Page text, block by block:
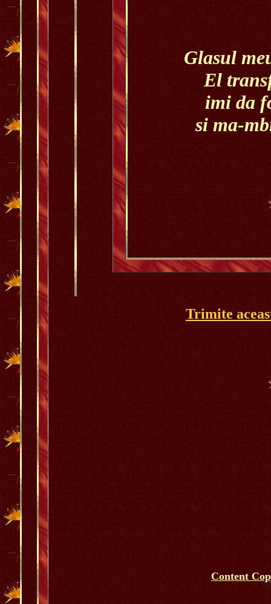
Glasul
El
imi da
si ma-
Trimite
Content